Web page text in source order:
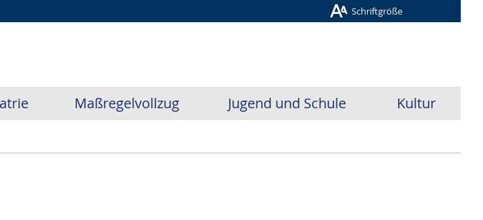
Schriftgröße
Maßregelvollzug Jugend und Schule Kultur